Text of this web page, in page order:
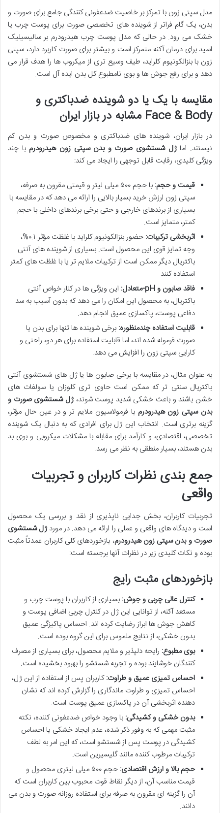
مدل سپتی زون با تمرکز بر خاصیت ضدعفونی کنندگی جامع برای صورت و
بدن، یک گام فراتر از شوینده های تخصصی صورت برای پوست چرب یا
خشک می رود. در حالی که مدل پوست چرب هیدرودرم بر سالیسیلیک
اسید برای درمان آکنه متمرکز است و بیشتر برای صورت کاربرد دارد، سپتی
زون با بنزالکونیوم کلراید، طیف وسیع تری از میکروب ها را هدف قرار می
دهد و برای رفع جوش ها و بوی نامطبوع کل بدن ایده آل است.
مقایسه با یک یا دو شوینده ضدباکتری و
Face & Body مشابه در بازار ایران
در بازار ایران، شوینده های ضدباکتری و مخصوص صورت و بدن کم
نیستند. اماژل شستشوی صورت و بدن سپتی زون هیدرودرم با چند
ویژگی کلیدی، رقابت قابل توجهی را ایجاد می کند:
قیمت و حجم:
با حجم ۵۰۰ میلی لیتر و قیمتی مقرون به صرفه،
سپتی زون ارزش خرید بسیار بالایی را ارائه می دهد که در مقایسه با
بسیاری از برندهای خارجی و حتی برخی برندهای داخلی با حجم
کمتر، متمایز است.
اثربخشی ترکیبات:
حضور بنزالکونیوم کلراید با غلظت مؤثر ۰.۱%،
وجه تمایز قوی این محصول است. بسیاری از شوینده های آنتی
باکتریال دیگر ممکن است از ترکیبات ملایم تر یا با غلظت های کمتر
استفاده کنند.
فاقد صابون و pH-متعادل:
این ویژگی ها در کنار خواص آنتی
باکتریال، به محصول این امکان را می دهد که بدون آسیب به سد
دفاعی پوست، پاکسازی عمیق انجام دهد.
قابلیت استفاده چندمنظوره: برخی شوینده ها تنها برای بدن یا
صورت فرموله شده اند، اما قابلیت استفاده برای هر دو، راحتی و
کارایی سپتی زون را افزایش می دهد.
به عنوان مثال، در مقایسه با برخی صابون ها یا ژل های شستشوی آنتی
باکتریال سنتی تر که ممکن است حاوی تری کلوزان یا سولفات های
خشن باشند و باعث خشکی شدید پوست شوند،ژل شستشوی صورت و
بدن سپتی زون هیدرودرم با فرمولاسیون ملایم تر و در عین حال مؤثر،
گزینه برتری است. انتخاب این ژل برای افرادی که به دنبال یک شوینده
تخصصی، اقتصادی، و کارآمد برای مقابله با مشکلات میکروبی و بوی بد
بدن هستند، بسیار منطقی به نظر می رسد.
جمع بندی نظرات کاربران و تجربیات
واقعی
تجربیات کاربران، بخش جدایی ناپذیری از نقد و بررسی یک محصول
است و دیدگاه های واقعی و عملی را ارائه می دهد. در موردژل شستشوی
صورت و بدن سپتی زون هیدرودرم، بازخوردهای کلی کاربران عمدتاً مثبت
بوده و نکات کلیدی زیر در نظرات آنها برجسته است:
بازخوردهای مثبت رایج
کنترل عالی چربی و جوش: بسیاری از کاربران با پوست چرب و
مستعد آکنه، از توانایی این ژل در کنترل چربی اضافی پوست و
کاهش جوش ها ابراز رضایت کرده اند. احساس پاکیزگی عمیق
بدون خشکی، از نتایج ملموس برای این گروه بوده است.
بوی مطبوع: رایحه دلپذیر و ملایم محصول، برای بسیاری از مصرف
کنندگان خوشایند بوده و تجربه شستشو را بهبود بخشیده است.
احساس تمیزی عمیق و طراوت:کاربران پس از استفاده از این ژل،
احساس تمیزی و طراوت ماندگاری را گزارش کرده اند که نشان
دهنده اثربخشی آن در پاکسازی عمیق پوست است.
بدون خشکی و کشیدگی: با وجود خواص ضدعفونی کننده، نکته
مثبت مهمی که به وفور ذکر شده، عدم ایجاد خشکی یا احساس
کشیدگی در پوست پس از شستشو است، که این امر به لطف
ترکیبات مرطوب کننده مانند گلیسیرین است.
حجم بالا و ارزش اقتصادی:
حجم ۵۰۰ میلی لیتری محصول و
قیمت مناسب آن، از دیگر نقاط قوت محبوب بین کاربران است که
آن را گزینه ای مقرون به صرفه برای استفاده روزانه صورت و بدن می
دانند.